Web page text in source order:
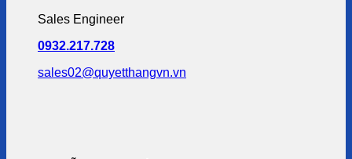
Sales Engineer
0932.217.728
sales02@quyetthangvn.vn